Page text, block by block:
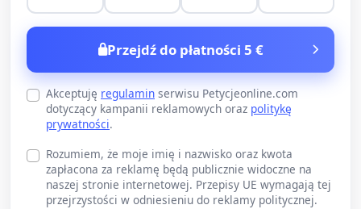
Przejdź do płatności 5 €
Akceptuję regulamin serwisu Petycjeonline.com
dotyczący kampanii reklamowych oraz politykę
prywatności.
Rozumiem, że moje imię i nazwisko oraz kwota
zapłacona za reklamę będą publicznie widoczne na
naszej stronie internetowej. Przepisy UE wymagają tej
przejrzystości w odniesieniu do reklamy politycznej.